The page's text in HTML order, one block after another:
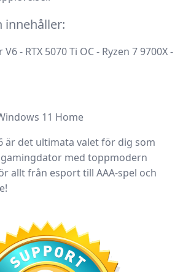
innehåller:
- RTX 5070 Ti OC - Ryzen 7 9700X -
11 Home
är det ultimata valetför dig som
med toppmodern
allt från esport till AAA-spel och
!